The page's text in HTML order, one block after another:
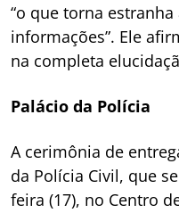
“o que torna
informações”. Ele
na completa
Palácio da Polícia
A cerimônia de
da Polícia Civil, que
feira (17), no Centro